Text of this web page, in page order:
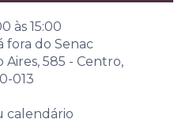
às 15:00
fora do Senac
Aires, 585 - Centro,
013
calendário